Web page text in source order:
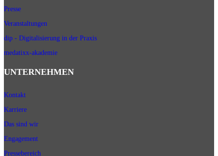
Presse
Veranstaltungen
dip - Digitalisierung in der Praxis
medatixx-akademie
UNTERNEHMEN
Kontakt
Karriere
Das sind wir
Engagement
Pressebereich